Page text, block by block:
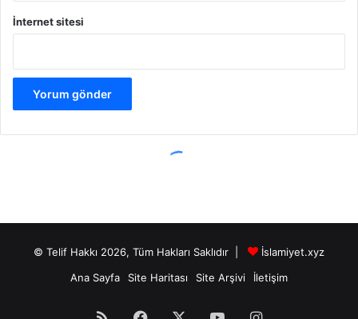
© Telif Hakkı 2026, Tüm Hakları Saklıdır |
İslamiyet.xyz
Ana Sayfa
Site Haritası Site Arşivi İletişim